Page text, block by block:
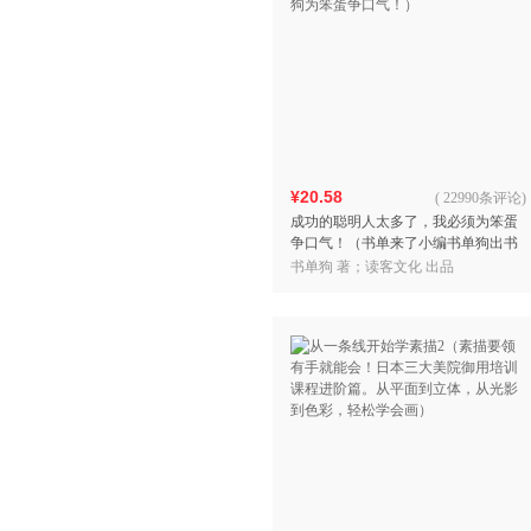
¥20.58
成功的聪明人太多了，我必须为笨蛋
争口气！（书单来了小编书单狗出书
啦！解压神书，贱萌来袭！看书单狗
( 22990条评论)
书单狗 著；读客文化 出品